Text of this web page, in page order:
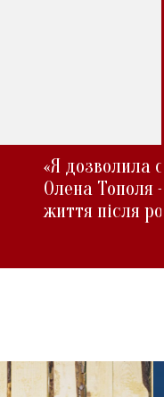
«Я дозволила
Олена Тополя
життя після